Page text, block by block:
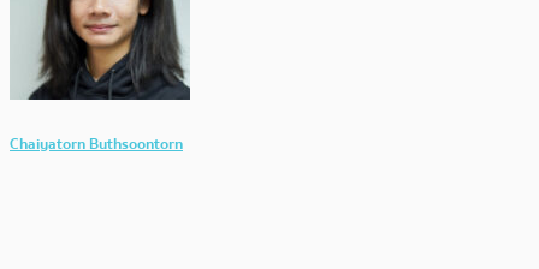
Chaiyatorn Buthsoontorn